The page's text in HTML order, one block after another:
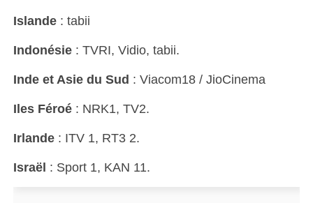
Islande : tabii
Indonésie : TVRI, Vidio, tabii.
Inde et Asie du Sud : Viacom18 / JioCinema
Iles Féroé : NRK1, TV2.
Irlande : ITV 1, RT3 2.
Israël : Sport 1, KAN 11.